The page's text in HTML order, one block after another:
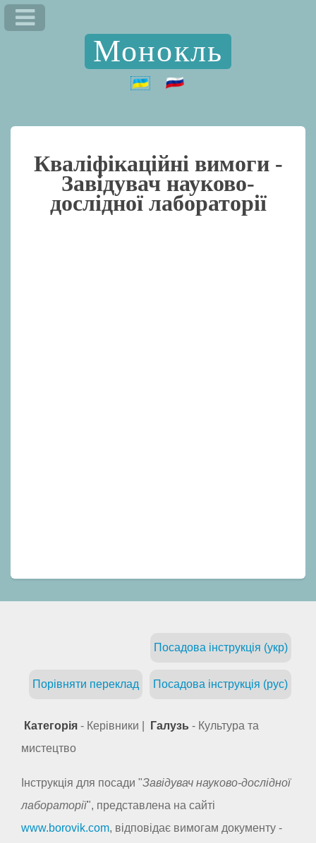
Монокль
Кваліфікаційні вимоги -
Завідувач науково-
дослідної лабораторії
Посадова інструкція (укр)
Посадова інструкція (рус)
Порівняти переклад
Категорія - Керівники | Галузь - Культура та
мистецтво
Інструкція для посади "Завідувач науково-дослідної
лабораторії", представлена на сайті
www.borovik.com, відповідає вимогам документу -